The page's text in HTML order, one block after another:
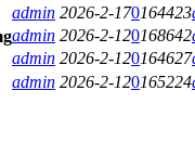
admin 2026-2-170164423
admin 2026-2-120168642
admin 2026-2-120164627
admin 2026-2-120165224